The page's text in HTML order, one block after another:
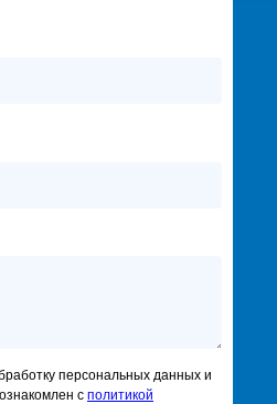
персональных данных и
с политикой